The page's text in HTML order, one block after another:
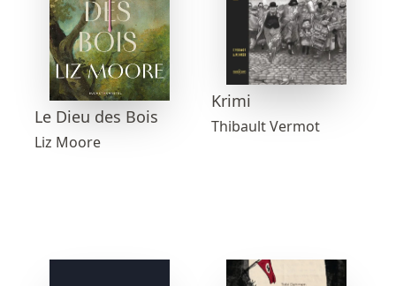
Le Dieu des Bois
Liz Moore
Krimi
Thibault Vermot